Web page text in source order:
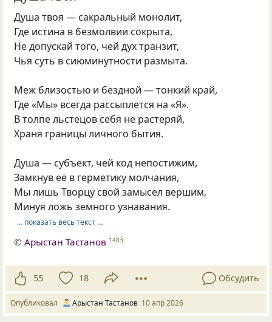
Душа твоя — сакральный монолит,
Где истина в безмолвии сокрыта,
Не допускай того, чей дух транзит,
Чья суть в сиюминутности размыта.
Меж близостью и бездной — тонкий край,
Где «Мы» всегда рассыплется на «Я».
В толпе льстецов себя не растеряй,
Храня границы личного бытия.
Душа — субъект, чей код непостижим,
Замкнув её в герметику молчания,
Мы лишь Творцу свой замысел вершим,
Минуя ложь земного узнавания.
… показать весь текст …
©Арыстан Тастанов 1483
55 18 Обсудить
Опубликовал Арыстан Тастанов 10 апр 2026